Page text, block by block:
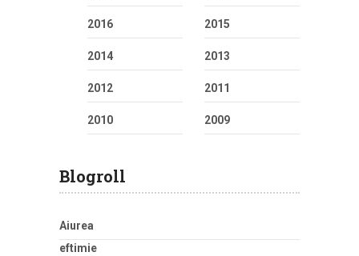
2016 2015
2014 2013
2012 2011
2010 2009
Blogroll
Aiurea
eftimie